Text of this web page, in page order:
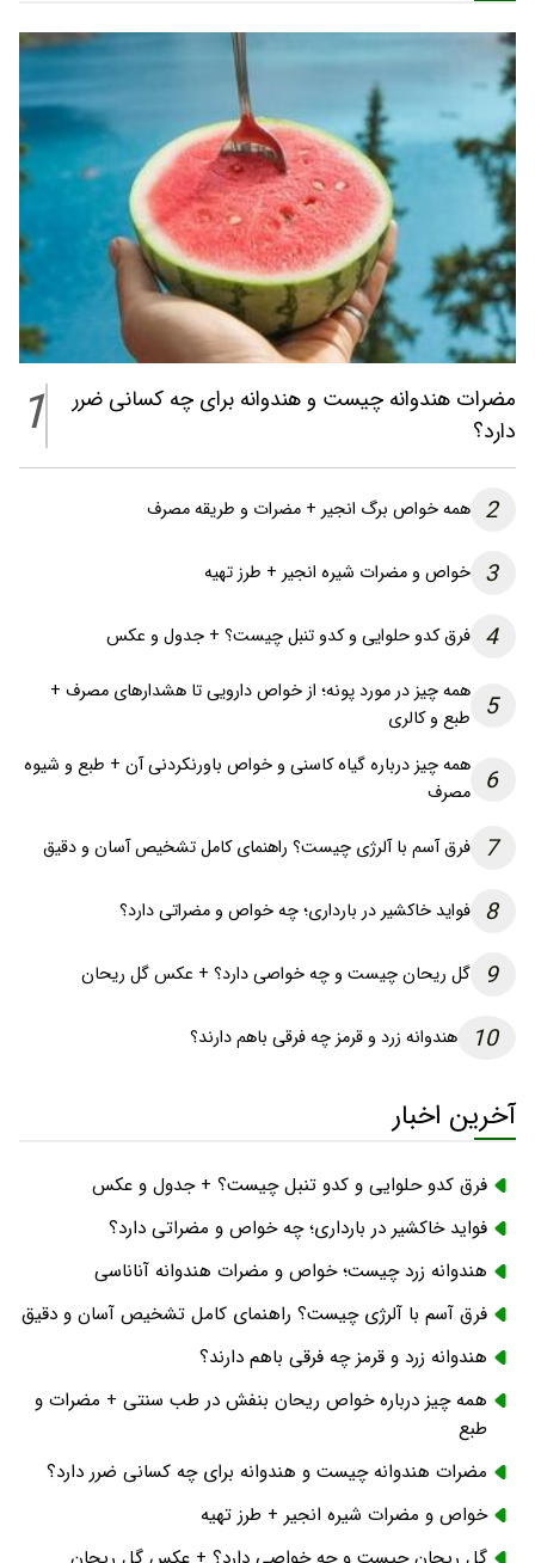
مضرات هندوانه چیست و هندوانه برای چه کسانی ضرر
دارد؟
1
2 همه خواص برگ انجیر + مضرات و طریقه مصرف
3 خواص و مضرات شیره انجیر + طرز تهیه
4 فرق کدو حلوایی و کدو تنبل چیست؟ + جدول و عکس
5
همه چیز در مورد پونه؛ از خواص دارویی تا هشدارهای مصرف +
طبع و کالری
6
همه چیز درباره گیاه کاسنی و خواص باورنکردنی آن + طبع و شیوه
مصرف
7 فرق آسم با آلرژی چیست؟ راهنمای کامل تشخیص آسان و دقیق
8 فواید خاکشیر در بارداری؛ چه خواص و مضراتی دارد؟
9 گل ریحان چیست و چه خواصی دارد؟ + عکس گل ریحان
10 هندوانه زرد و قرمز چه فرقی باهم دارند؟
آخرین اخبار
فرق کدو حلوایی و کدو تنبل چیست؟ + جدول و عکس
فواید خاکشیر در بارداری؛ چه خواص و مضراتی دارد؟
هندوانه زرد چیست؛ خواص و مضرات هندوانه آناناسی
فرق آسم با آلرژی چیست؟ راهنمای کامل تشخیص آسان و دقیق
هندوانه زرد و قرمز چه فرقی باهم دارند؟
همه چیز درباره خواص ریحان بنفش در طب سنتی + مضرات و
طبع
مضرات هندوانه چیست و هندوانه برای چه کسانی ضرر دارد؟
خواص و مضرات شیره انجیر + طرز تهیه